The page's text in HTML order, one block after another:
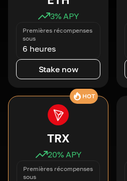
3% APY
Premières récompenses
sous
6 heures
Stake now
HOT
TRX
20% APY
Premières récompenses
sous